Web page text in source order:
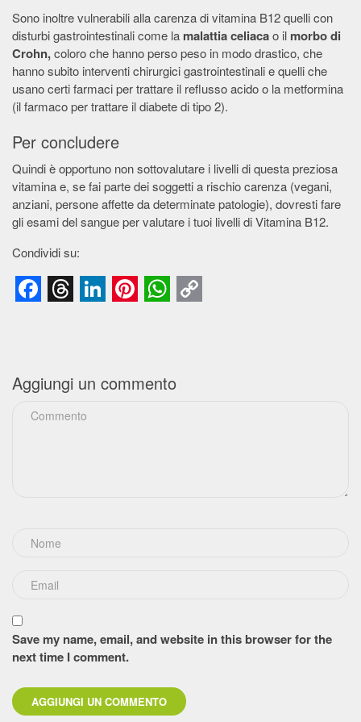
Sono inoltre vulnerabili alla carenza di vitamina B12 quelli con
disturbi gastrointestinali come la malattia celiacao il morbo di
Crohn,coloro che hanno perso peso in modo drastico, che
hanno subito interventi chirurgici gastrointestinali e quelli che
usano certi farmaci per trattare il reflusso acido o la metformina
(il farmaco per trattare il diabete di tipo 2).
Per concludere
Quindi è opportuno non sottovalutare i livelli di questa preziosa
vitamina e, se fai parte dei soggetti a rischio carenza (vegani,
anziani, persone affette da determinate patologie), dovresti fare
gli esami del sangue per valutare i tuoi livelli di Vitamina B12.
Condividi su:
Facebook
Threads
LinkedIn
Pinterest
WhatsApp
Copy
Aggiungi un commento
Save my name, email, and website in this browser for the
next time I comment.